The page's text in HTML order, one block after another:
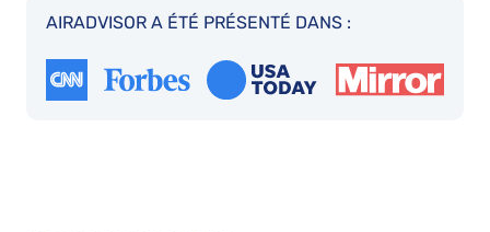
AIRADVISOR A ÉTÉ PRÉSENTÉ DANS :